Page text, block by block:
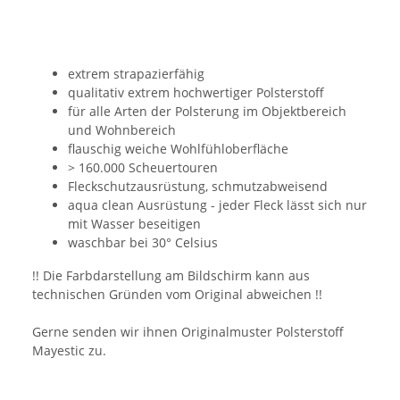
extrem strapazierfähig
qualitativ extrem hochwertiger Polsterstoff
für alle Arten der Polsterung im Objektbereich
und Wohnbereich
flauschig weiche Wohlfühloberfläche
> 160.000 Scheuertouren
Fleckschutzausrüstung, schmutzabweisend
aqua clean Ausrüstung - jeder Fleck lässt sich nur
mit Wasser beseitigen
waschbar bei 30° Celsius
!! Die Farbdarstellung am Bildschirm kann aus
technischen Gründen vom Original abweichen !!
Gerne senden wir ihnen Originalmuster Polsterstoff
Mayestic zu.